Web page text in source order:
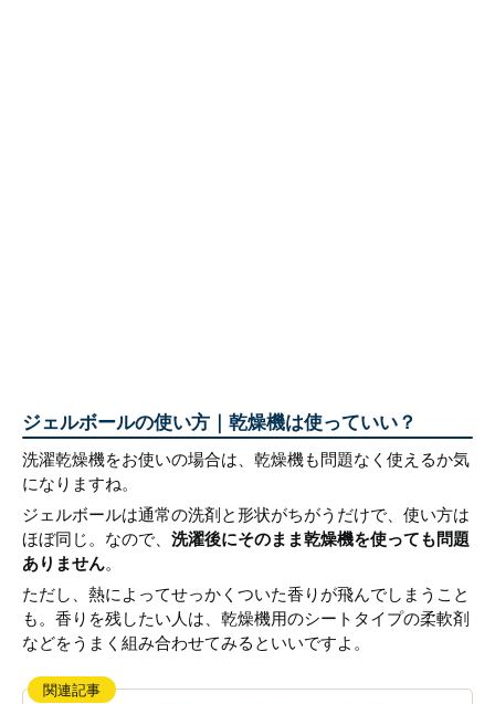
ジェルボールの使い方｜乾燥機は使っていい？
洗濯乾燥機をお使いの場合は、乾燥機も問題なく使えるか気
になりますね。
ジェルボールは通常の洗剤と形状がちがうだけで、使い方は
ほぼ同じ。なので、 洗濯後にそのまま乾燥機を使っても問題
ありません。
ただし、熱によってせっかくついた香りが飛んでしまうこと
も。香りを残したい人は、乾燥機用のシートタイプの柔軟剤
などをうまく組み合わせてみるといいですよ。
関連記事